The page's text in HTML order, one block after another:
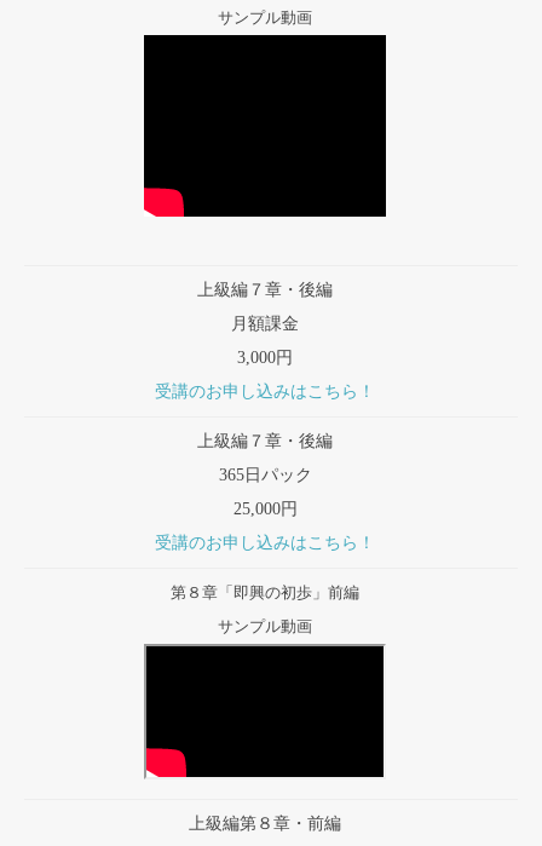
サンプル動画
上級編７章・後編
月額課金
3,000円
受講のお申し込みはこちら！
上級編７章・後編
365日パック
25,000円
受講のお申し込みはこちら！
第８章「即興の初歩」前編
サンプル動画
上級編第８章・前編